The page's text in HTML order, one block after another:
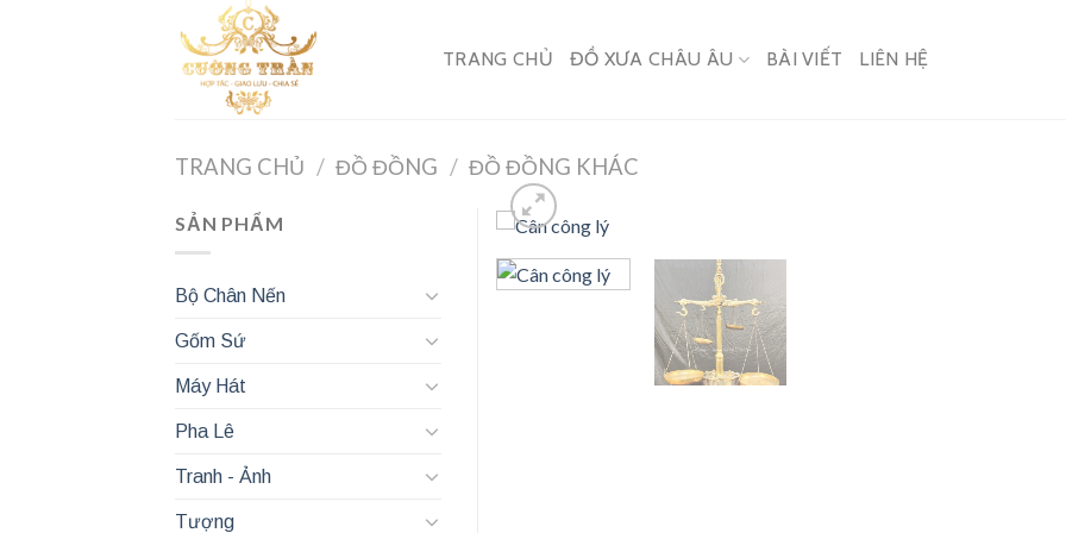
TRANG CHỦ ĐỒ XƯA CHÂU ÂU BÀI VIẾT LIÊN HỆ
TRANG CHỦ / ĐỒ ĐỒNG / ĐỒ ĐỒNG KHÁC
SẢN PHẨM
Bộ Chân Nến
Gốm Sứ
Máy Hát
Pha Lê
Tranh - Ảnh
Tượng